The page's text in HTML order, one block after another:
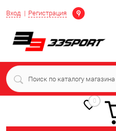
Вход Регистрация
Определение
0